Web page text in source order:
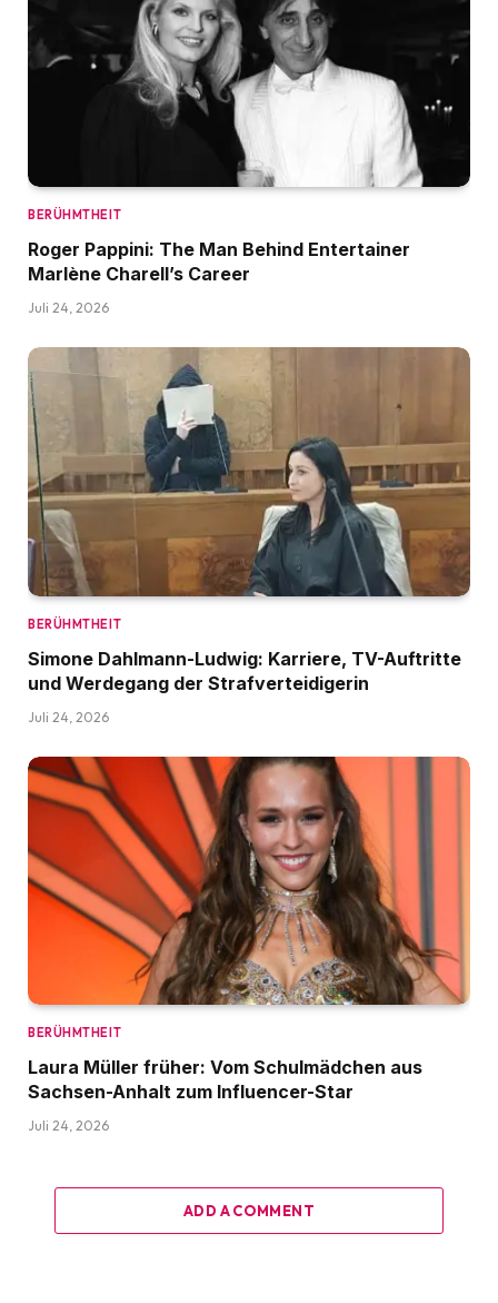
BERÜHMTHEIT
Roger Pappini: The Man Behind Entertainer
Marlène Charell’s Career
Juli 24, 2026
BERÜHMTHEIT
Simone Dahlmann-Ludwig: Karriere, TV-Auftritte
und Werdegang der Strafverteidigerin
Juli 24, 2026
BERÜHMTHEIT
Laura Müller früher: Vom Schulmädchen aus
Sachsen-Anhalt zum Influencer-Star
Juli 24, 2026
ADD A COMMENT